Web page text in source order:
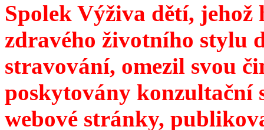
Spolek Výživa dětí,
zdravého životního stylu
stravování, omezil svou
poskytovány konzultační
webové stránky,